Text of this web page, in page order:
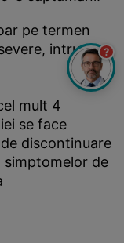
pe termen
intrucat
mult 4
se face
discontinuare
de
?